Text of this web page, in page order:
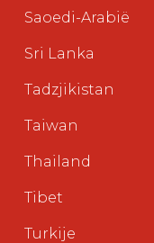
Saoedi-Arabië
Sri Lanka
Tadzjikistan
Taiwan
Thailand
Tibet
Turkije